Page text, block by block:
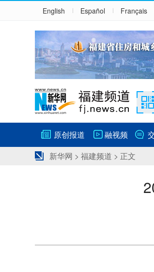
English Español Français
原创报道 融视频
新华网 > 福建频道 > 正文